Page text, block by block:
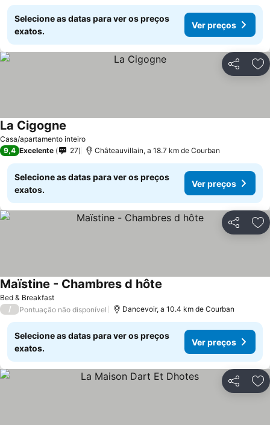
Selecione as datas para ver os preços
exatos.
Ver preços
Partilhar
Casa/apartamento inteiro
La Cigogne
9,4 Excelente 27 Châteauvillain, a 18.7 km de Courban
Selecione as datas para ver os preços
exatos.
Ver preços
Partilhar
Bed & Breakfast
Maïstine - Chambres d hôte
/ Pontuação não disponível Dancevoir, a 10.4 km de Courban
Selecione as datas para ver os preços
exatos.
Ver preços
Partilhar